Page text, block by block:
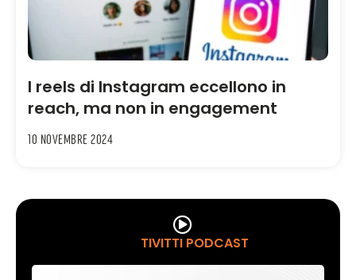
I reels di Instagram eccellono in
reach, ma non in engagement
10 Novembre 2024
TIVITTI PODCAST